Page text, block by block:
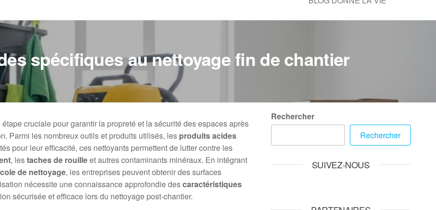
spécifiques au nettoyage fin de chantier
cruciale pour garantir la propreté et la sécurité des espaces après
Parmi les nombreux outils et produits utilisés, les produits acides
pour leur efficacité, ces nettoyants permettent de lutter contre les
, lestaches de rouilleet autres contaminants minéraux. En intégrant
de nettoyage, les entreprises peuvent obtenir des surfaces
nécessite une connaissance approfondie descaractéristiques
sécurisée et efficace lors du nettoyage post-chantier.
Rechercher
Rechercher
SUIVEZ-NOUS